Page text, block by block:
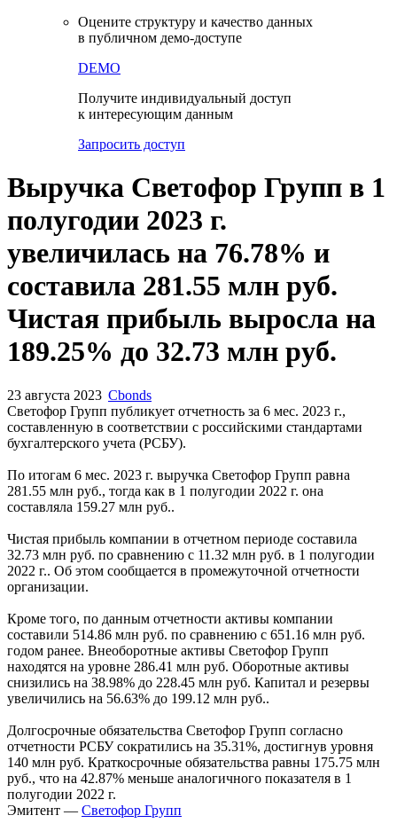
Оцените структуру и качество данных
в публичном демо-доступе
DEMO
Получите индивидуальный доступ
к интересующим данным
Запросить доступ
Выручка Светофор Групп в 1
полугодии 2023 г.
увеличилась на 76.78% и
составила 281.55 млн руб.
Чистая прибыль выросла на
189.25% до 32.73 млн руб.
23 августа 2023 Cbonds
Светофор Групп публикует отчетность за 6 мес. 2023 г.,
составленную в соответствии с российскими стандартами
бухгалтерского учета (РСБУ).
По итогам 6 мес. 2023 г. выручка Светофор Групп равна
281.55 млн руб., тогда как в 1 полугодии 2022 г. она
составляла 159.27 млн руб..
Чистая прибыль компании в отчетном периоде составила
32.73 млн руб. по сравнению с 11.32 млн руб. в 1 полугодии
2022 г.. Об этом сообщается в промежуточной отчетности
организации.
Кроме того, по данным отчетности активы компании
составили 514.86 млн руб. по сравнению с 651.16 млн руб.
годом ранее. Внеоборотные активы Светофор Групп
находятся на уровне 286.41 млн руб. Оборотные активы
снизились на 38.98% до 228.45 млн руб. Капитал и резервы
увеличились на 56.63% до 199.12 млн руб..
Долгосрочные обязательства Светофор Групп согласно
отчетности РСБУ сократились на 35.31%, достигнув уровня
140 млн руб. Краткосрочные обязательства равны 175.75 млн
руб., что на 42.87% меньше аналогичного показателя в 1
полугодии 2022 г.
Эмитент — Светофор Групп